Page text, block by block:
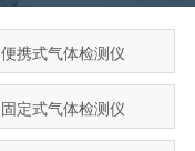
便携式气体检测仪
固定式气体检测仪